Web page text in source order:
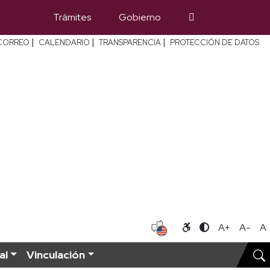
Trámites Gobierno
| CALENDARIO | TRANSPARENCIA | PROTECCIÓN DE DATOS
A+ A- A
Vinculación